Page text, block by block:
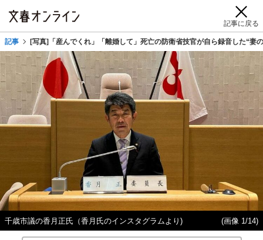
記事に戻る
記事 [写真]「産んでくれ」「離婚して」死亡の防衛省技官が自ら録音した“妻
千歳市議の香月正氏（香月氏のインスタグラムより) (画像 1/14)